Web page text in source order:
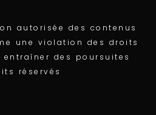
autorisée des contenus
une violation des droits
des poursuites
réservés